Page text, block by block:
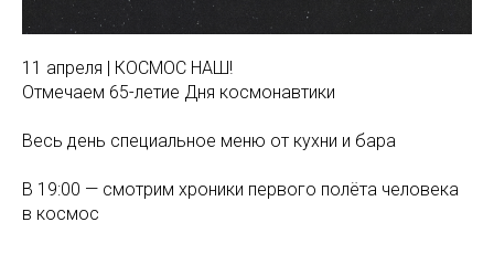
11 апреля | КОСМОС НАШ!
Отмечаем 65-летие Дня космонавтики
Весь день специальное меню от кухни и бара
В 19:00 — смотрим хроники первого полёта человека
в космос